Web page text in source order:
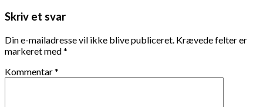
Skriv et svar
Din e-mailadresse vil ikke blive publiceret. Krævede felter er
markeret med*
Kommentar*